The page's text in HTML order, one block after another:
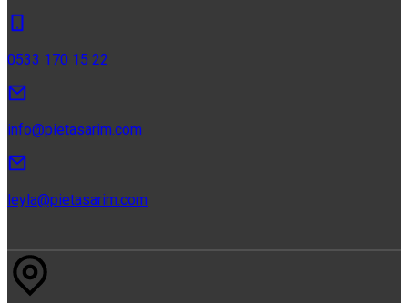
0533 170 15 22
info@pietasarim.com
leyla@pietasarim.com